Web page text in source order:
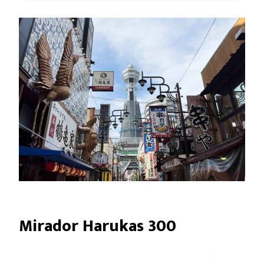
Mirador Harukas 300